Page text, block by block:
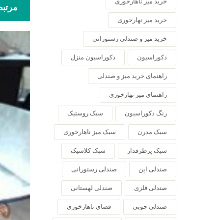
خرید میز نهارخوری
خرید میز و صندلی رستورانی
دکوراسیون دکوراسیون منزل
راهنمای خرید میز و صندلی
راهنمای میز نهارخوری
رنگ دکوراسیون سبک روستیک
سبک مدرن سبک میز ناهارخوری
سبک پرطرفدار سبک کلاسیک
صندلی اپن صندلی رستورانی
صندلی فلزی صندلی لهستانی
صندلی چوبی فضای ناهارخوری